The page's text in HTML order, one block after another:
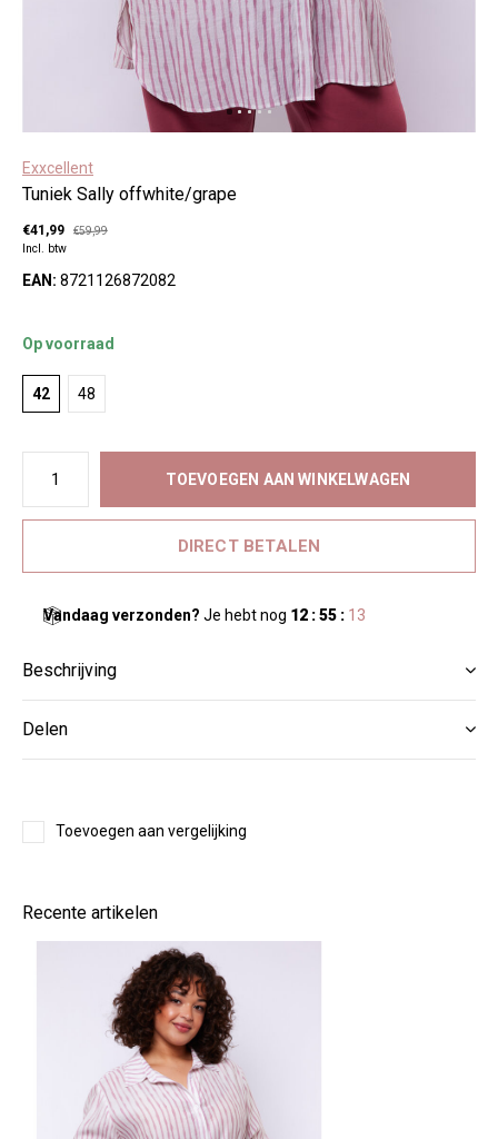
Exxcellent
Tuniek Sally offwhite/grape
€41,99
€59,99
Incl. btw
EAN: 8721126872082
Op voorraad
42 48
TOEVOEGEN AAN WINKELWAGEN
DIRECT BETALEN
Vandaag verzonden? Je hebt nog 12 : 55 : 13
Beschrijving
Delen
Toevoegen aan vergelijking
Recente artikelen